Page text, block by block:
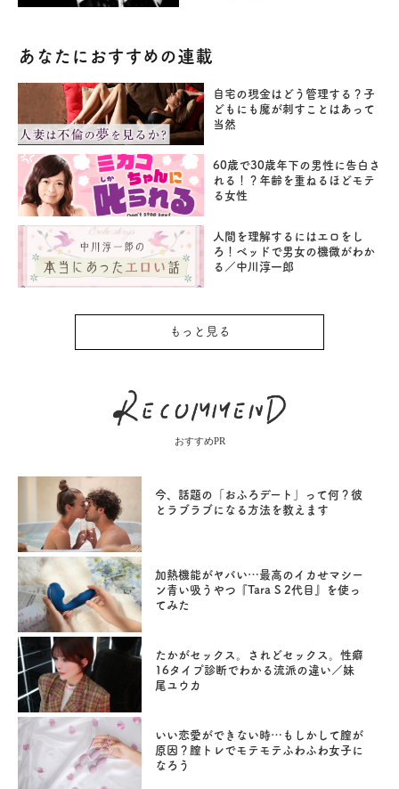
あなたにおすすめの連載
自宅の現金はどう管理する？子
どもにも魔が刺すことはあって
当然
60歳で30歳年下の男性に告白さ
れる！？年齢を重ねるほどモテ
る女性
人間を理解するにはエロをし
ろ！ベッドで男女の機微がわか
る／中川淳一郎
もっと見る
おすすめPR
今、話題の「おふろデート」って何？彼
とラブラブになる方法を教えます
加熱機能がヤバい…最高のイカせマシー
ン青い吸うやつ『Tara S 2代目』を使っ
てみた
たかがセックス。されどセックス。性癖
16タイプ診断でわかる流派の違い／妹
尾ユウカ
いい恋愛ができない時…もしかして膣が
原因？膣トレでモテモテふわふわ女子に
なろう